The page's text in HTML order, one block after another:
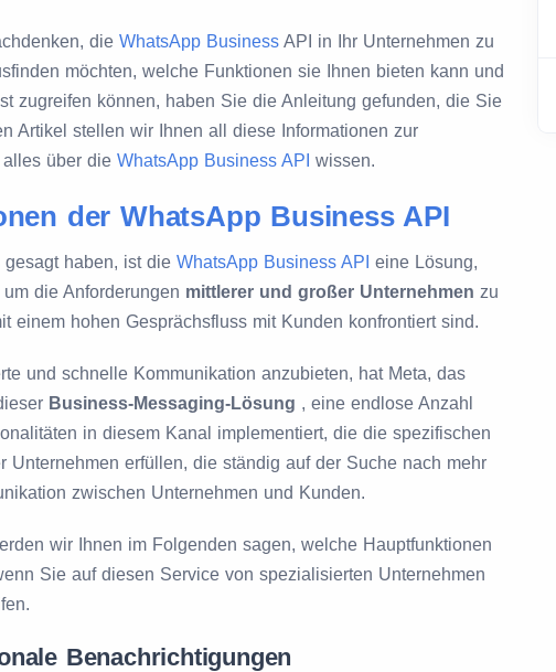
die WhatsApp Business API in Ihr Unternehmen zu
möchten, welche Funktionen sie Ihnen bieten kann und
zugreifen können, haben Sie die Anleitung gefunden, die Sie
Artikel stellen wir Ihnen all diese Informationen zur
über die WhatsApp Business API wissen.
der WhatsApp Business API
haben, ist die WhatsApp Business API eine Lösung,
die Anforderungen mittlerer und großer Unternehmen zu
einem hohen Gesprächsfluss mit Kunden konfrontiert sind.
und schnelle Kommunikation anzubieten, hat Meta, das
Business-Messaging-Lösung , eine endlose Anzahl
in diesem Kanal implementiert, die die spezifischen
Unternehmen erfüllen, die ständig auf der Suche nach mehr
zwischen Unternehmen und Kunden.
wir Ihnen im Folgenden sagen, welche Hauptfunktionen
Sie auf diesen Service von spezialisierten Unternehmen
Benachrichtigungen